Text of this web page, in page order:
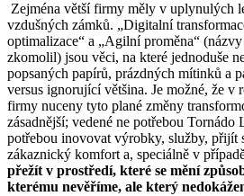
Zejména větší firmy měly v uplynulých
vzdušných zámků. „Digitalní
optimalizace“ a „Agilní proměna“
zkomolil) jsou věci, na které jednoduše
popsaných papírů, prázdných mítinků a
versus ignorující většina. Je možné, že v
firmy nuceny tyto plané změny
zásadnější; vedené ne potřebou Tornádo
potřebou inovovat výrobky, služby, přijít
zákaznický komfort a, speciálně v
přežít v prostředí, které se mění
kterému nevěříme, ale který